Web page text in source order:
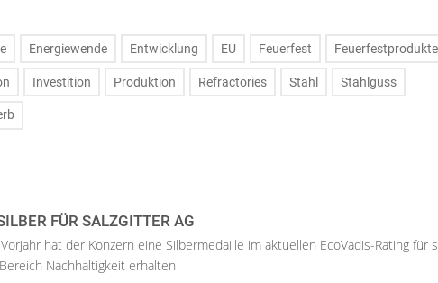
Energiewende Entwicklung EU Feuerfest Feuerfestprodukte
Investition Produktion Refractories Stahl Stahlguss
FÜR SALZGITTER AG
hat der Konzern eine Silbermedaille im aktuellen EcoVadis-Rating für
Nachhaltigkeit erhalten